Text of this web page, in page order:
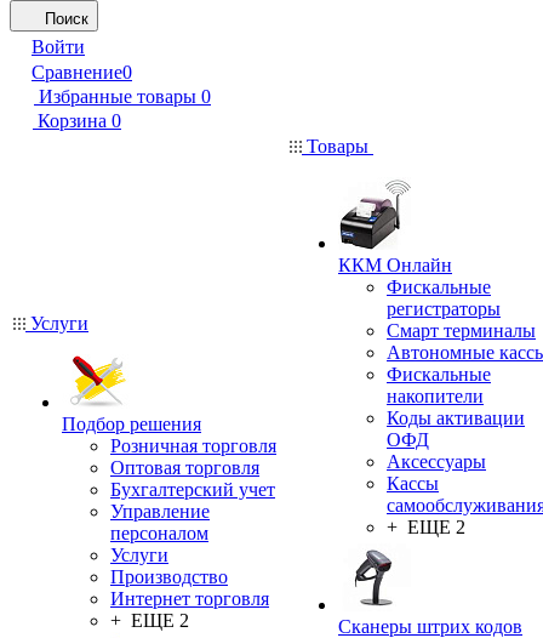
Поиск
Войти
Сравнение0
Избранные товары 0
Корзина 0
Услуги
Подбор решения
Розничная торговля
Оптовая торговля
Бухгалтерский учет
Управление
персоналом
Услуги
Производство
Интернет торговля
+ ЕЩЕ 2
Товары
ККМ Онлайн
Фискальные
регистраторы
Смарт терминалы
Автономные
Фискальные
накопители
Коды активации
ОФД
Аксессуары
Кассы
+ ЕЩЕ 2
Сканеры штрих кодов